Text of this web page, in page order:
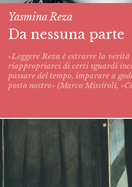
Yasmina Reza
Da nessuna parte
«Leggere Reza è estrarre la
riappropriarci di certi sguardi
passare del tempo, imparare a
posto nostro» (Marco Missiroli,